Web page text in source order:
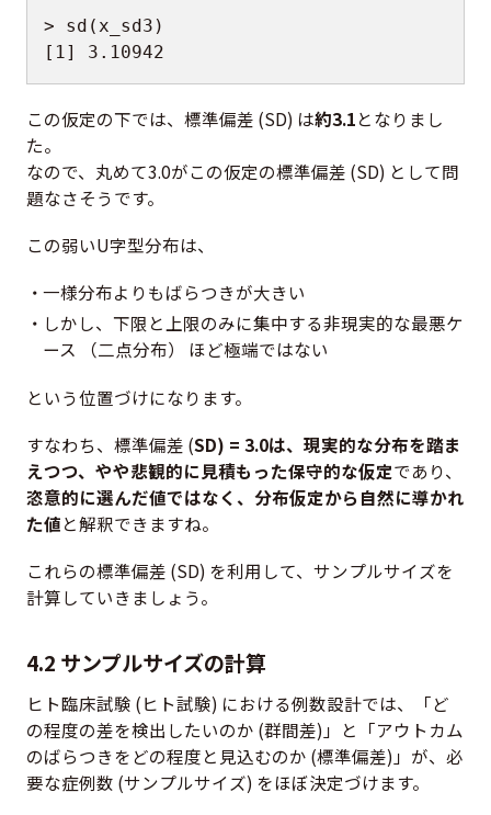
> sd (x_sd3 )
[ 1] 3.10942
この仮定の下では、標準偏差 (SD) は約3.1となりまし
た。
なので、丸めて3.0がこの仮定の標準偏差 (SD) として問
題なさそうです。
この弱いU字型分布は、
一様分布よりもばらつきが大きい
しかし、下限と上限のみに集中する非現実的な最悪ケ
ース （二点分布） ほど極端ではない
という位置づけになります。
すなわち、標準偏差 (SD) = 3.0は、現実的な分布を踏ま
えつつ、やや悲観的に見積もった保守的な仮定であり、
恣意的に選んだ値ではなく、分布仮定から自然に導かれ
た値と解釈できますね。
これらの標準偏差 (SD) を利用して、サンプルサイズを
計算していきましょう。
4.2 サンプルサイズの計算
ヒト臨床試験 (ヒト試験) における例数設計では、「ど
の程度の差を検出したいのか (群間差)」と「アウトカム
のばらつきをどの程度と見込むのか (標準偏差)」が、必
要な症例数 (サンプルサイズ) をほぼ決定づけます。